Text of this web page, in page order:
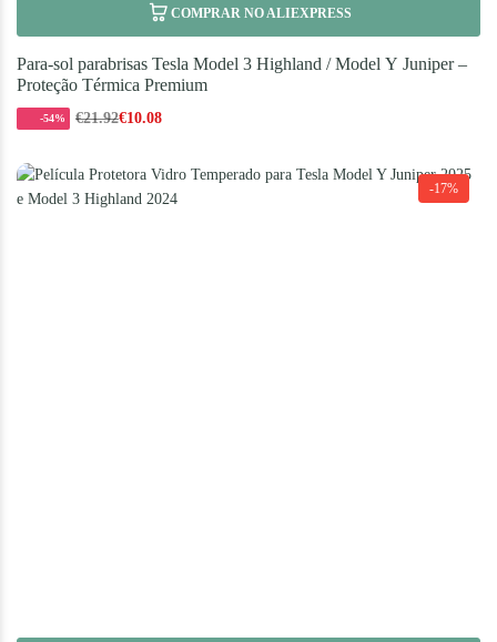
COMPRAR NO ALIEXPRESS
Para-sol parabrisas Tesla Model 3 Highland / Model Y Juniper –
Proteção Térmica Premium
-54% €21.92€10.08
-17%